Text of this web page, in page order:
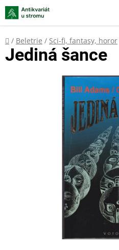
Přejít
na
obsah
Domů
/ Beletrie / Sci-fi, fantasy, horor
Jediná šance